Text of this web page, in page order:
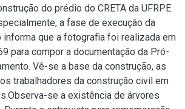
do prédio do CRETA da UFRPE
a fase de execução da
informa que a fotografia foi realizada em
para compor a documentação da Pró-
Vê-se a base da construção, as
trabalhadores da construção civil em
se a existência de árvores